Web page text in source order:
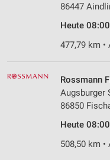
86447
Heute
477,79 km
Rossmann
Augsburger
86850
Heute
508,50 km
Partnerliste anzeigen (1
Wir nutzen Ihre Daten für
IAB-Verarbeitungszwecke:
Verwendung
Werbeanzeigen
Erstellung von